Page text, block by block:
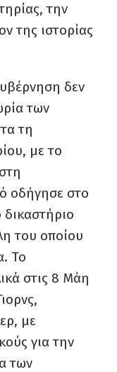
την
της ιστορίας
δεν
των
τη
με το
οδήγησε στο
του οποίου
Το
στις 8 Μάη
με
για την
των